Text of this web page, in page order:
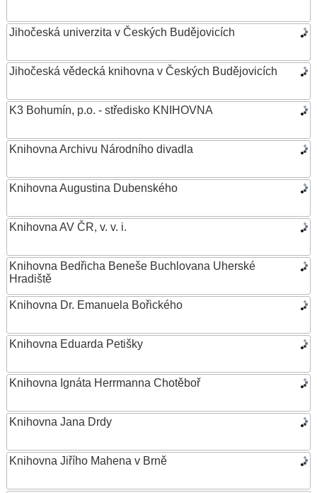
Jihočeská univerzita v Českých Budějovicích
Jihočeská vědecká knihovna v Českých Budějovicích
K3 Bohumín, p.o. - středisko KNIHOVNA
Knihovna Archivu Národního divadla
Knihovna Augustina Dubenského
Knihovna AV ČR, v. v. i.
Knihovna Bedřicha Beneše Buchlovana Uherské
Hradiště
Knihovna Dr. Emanuela Bořického
Knihovna Eduarda Petišky
Knihovna Ignáta Herrmanna Chotěboř
Knihovna Jana Drdy
Knihovna Jiřího Mahena v Brně